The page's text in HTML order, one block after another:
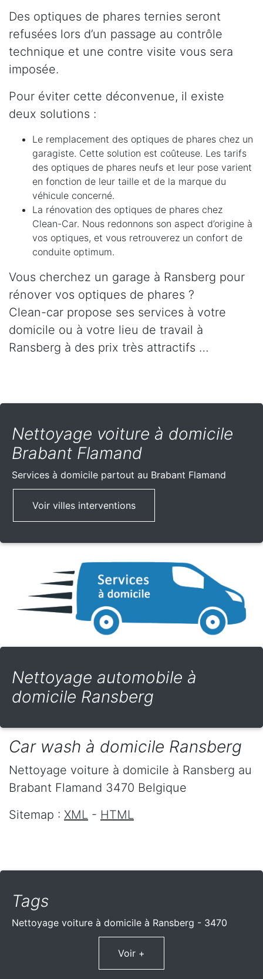
Des optiques de phares ternies seront
refusées lors d’un passage au contrôle
technique et une contre visite vous sera
imposée.
Pour éviter cette déconvenue, il existe
deux solutions :
Le remplacement des optiques de phares chez un
garagiste. Cette solution est coûteuse. Les tarifs
des optiques de phares neufs et leur pose varient
en fonction de leur taille et de la marque du
véhicule concerné.
La rénovation des optiques de phares chez
Clean-Car. Nous redonnons son aspect d’origine à
vos optiques, et vous retrouverez un confort de
conduite optimum.
Vous cherchez un garage à Ransberg pour
rénover vos optiques de phares ?
Clean-car propose ses services à votre
domicile ou à votre lieu de travail à
Ransberg à des prix très attractifs …
Nettoyage voiture à domicile
Brabant Flamand
Services à domicile partout au Brabant Flamand
Voir villes interventions
Nettoyage automobile à
domicile Ransberg
Car wash à domicile Ransberg
Nettoyage voiture à domicile à Ransberg au
Brabant Flamand 3470 Belgique
Sitemap : XML - HTML
Tags
Nettoyage voiture à domicile à Ransberg - 3470
Voir +